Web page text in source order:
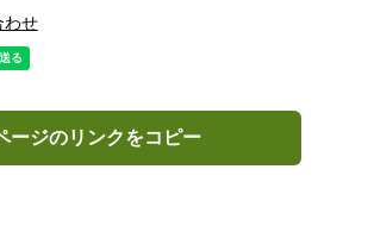
わせ
ージのリンクをコピー